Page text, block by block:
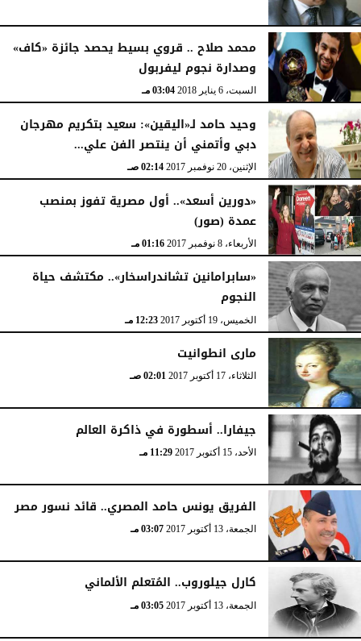
محمد صلاح .. قروي بسيط يحصد جائزة «كاف»
وصدارة نجوم ليفربول
السبت، 6 يناير 2018 03:04 مـ
وحيد حامد لـ«اليقين»: سعيد بتكريم مهرجان
دبي وأتمني أن ينتصر الفن علي...
الإثنين، 20 نوفمبر 2017 02:14 صـ
«دورين أسعد».. أول مصرية تفوز بمنصب
عمدة (صور)
الأربعاء، 8 نوفمبر 2017 01:16 مـ
«سابرامانين تشاندراسخار».. مكتشف حياة
النجوم
الخميس، 19 أكتوبر 2017 12:23 مـ
مارى انطوانيت
الثلاثاء، 17 أكتوبر 2017 02:01 صـ
جيفارا.. أسطورة في ذاكرة العالم
الأحد، 15 أكتوبر 2017 11:29 مـ
الفريق يونس حامد المصري.. قائد نسور مصر
الجمعة، 13 أكتوبر 2017 03:07 مـ
كارل جيلوروب.. المُتعلم الألماني
الجمعة، 13 أكتوبر 2017 03:05 مـ